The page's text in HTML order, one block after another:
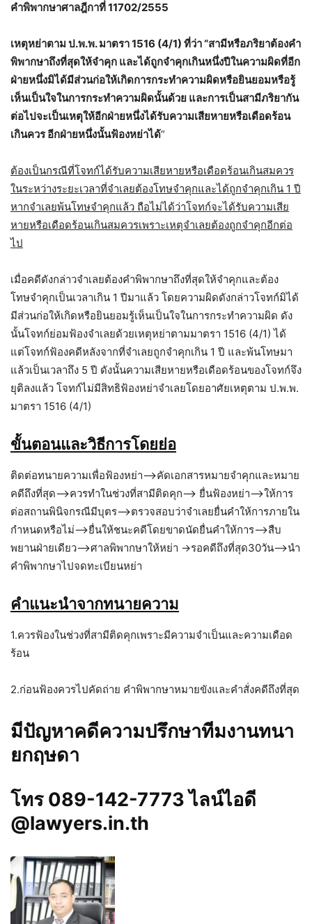
คำพิพากษาศาลฎีกาที่ 11702/2555
เหตุหย่าตาม ป.พ.พ. มาตรา 1516 (4/1) ที่ว่า “สามีหรือภริยาต้องคำ
พิพากษาถึงที่สุดให้จำคุก และได้ถูกจำคุกเกินหนึ่งปีในความผิดที่อีก
ฝ่ายหนึ่งมิได้มีส่วนก่อให้เกิดการกระทำความผิดหรือยินยอมหรือรู้
เห็นเป็นใจในการกระทำความผิดนั้นด้วย และการเป็นสามีภริยากัน
ต่อไปจะเป็นเหตุให้อีกฝ่ายหนึ่งได้รับความเสียหายหรือเดือดร้อน
เกินควร อีกฝ่ายหนึ่งนั้นฟ้องหย่าได้”
ต้องเป็นกรณีที่โจทก์ได้รับความเสียหายหรือเดือดร้อนเกินสมควร
ในระหว่างระยะเวลาที่จำเลยต้องโทษจำคุกและได้ถูกจำคุกเกิน 1 ปี
หากจำเลยพ้นโทษจำคุกแล้ว ถือไม่ได้ว่าโจทก์จะได้รับความเสีย
หายหรือเดือดร้อนเกินสมควรเพราะเหตุจำเลยต้องถูกจำคุกอีกต่อ
ไป
เมื่อคดีดังกล่าวจำเลยต้องคำพิพากษาถึงที่สุดให้จำคุกและต้อง
โทษจำคุกเป็นเวลาเกิน 1 ปีมาแล้ว โดยความผิดดังกล่าวโจทก์มิได้
มีส่วนก่อให้เกิดหรือยินยอมรู้เห็นเป็นใจในการกระทำความผิด ดัง
นั้นโจทก์ย่อมฟ้องจำเลยด้วยเหตุหย่าตามมาตรา 1516 (4/1) ได้
แต่โจทก์ฟ้องคดีหลังจากที่จำเลยถูกจำคุกเกิน 1 ปี และพ้นโทษมา
แล้วเป็นเวลาถึง 5 ปี ดังนั้นความเสียหายหรือเดือดร้อนของโจทก์จึง
ยุติลงแล้ว โจทก์ไม่มีสิทธิฟ้องหย่าจำเลยโดยอาศัยเหตุตาม ป.พ.พ.
มาตรา 1516 (4/1)
ขั้นตอนและวิธีการโดยย่อ
ติดต่อทนายความเพื่อฟ้องหย่า–>คัดเอกสารหมายจำคุกและหมาย
คดีถึงที่สุด–>ควรทำในช่วงที่สามีติดคุก–> ยื่นฟ้องหย่า–>ให้การ
ต่อสถานพินิจกรณีมีบุตร–>ตรวจสอบว่าจำเลยยื่นคำให้การภายใน
กำหนดหรือไม่–>ยื่นให้ชนะคดีโดยขาดนัดยื่นคำให้การ–>สืบ
พยานฝ่ายเดียว–>ศาลพิพากษาให้หย่า ->รอคดีถึงที่สุด30วัน–>นำ
คำพิพากษาไปจดทะเบียนหย่า
คำแนะนำจากทนายความ
1.ควรฟ้องในช่วงที่สามีติดคุกเพราะมีความจำเป็นและความเดือด
ร้อน
2.ก่อนฟ้องควรไปคัดถ่าย คำพิพากษาหมายขังและคำสั่งคดีถึงที่สุด
มีปัญหาคดีความปรึกษาทีมงานทนา
ยกฤษดา
โทร 089-142-7773 ไลน์ไอดี
@lawyers.in.th